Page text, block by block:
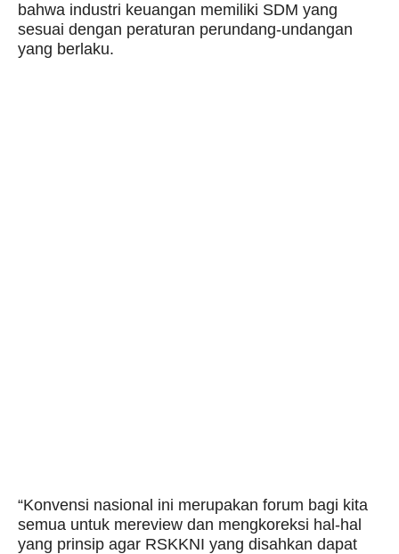
bahwa industri keuangan memiliki SDM yang
sesuai dengan peraturan perundang-undangan
yang berlaku.
“Konvensi nasional ini merupakan forum bagi kita
semua untuk mereview dan mengkoreksi hal-hal
yang prinsip agar RSKKNI yang disahkan dapat